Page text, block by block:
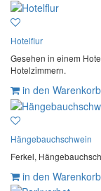
Hotelflur
Gesehen in einem
Hotelzimmern.
in den
Hängebauchschwein
Ferkel,
in den